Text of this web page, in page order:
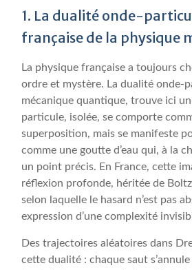
1. La dualité onde-
française de la physique
La physique française a toujours
ordre et mystère. La dualité onde-
mécanique quantique, trouve ici
particule, isolée, se comporte
superposition, mais se manifeste
comme une goutte d’eau qui, à la
un point précis. En France, cette
réflexion profonde, héritée de
selon laquelle le hasard n’est pas
expression d’une complexité
Des trajectoires aléatoires dans
cette dualité : chaque saut